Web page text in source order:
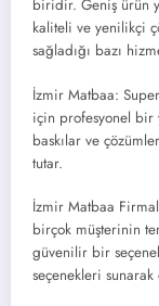
biridir. Geniş ürün
kaliteli ve yenilikçi
sağladığı bazı
İzmir Matbaa:
için profesyonel bir
baskılar ve
tutar.
İzmir Matbaa
birçok müşterinin
güvenilir bir
seçenekleri